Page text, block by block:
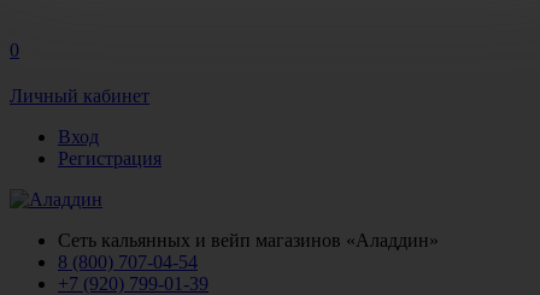
0
Личный кабинет
Вход
Регистрация
Сеть кальянных и вейп магазинов «Аладдин»
8 (800) 707-04-54
+7 (920) 799-01-39